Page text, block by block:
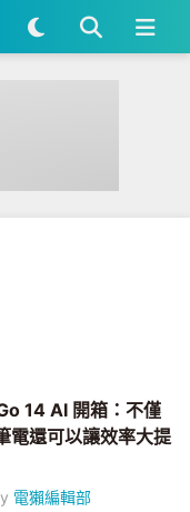
14 AI 開箱：不僅
電還可以讓效率大提
電獺編輯部